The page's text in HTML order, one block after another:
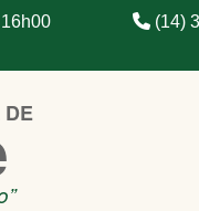
(14)